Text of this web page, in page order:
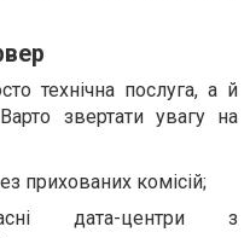
технічна послуга, а й
звертати увагу на
прихованих комісій;
дата-центри з